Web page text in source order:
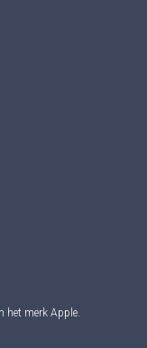
het merk Apple.